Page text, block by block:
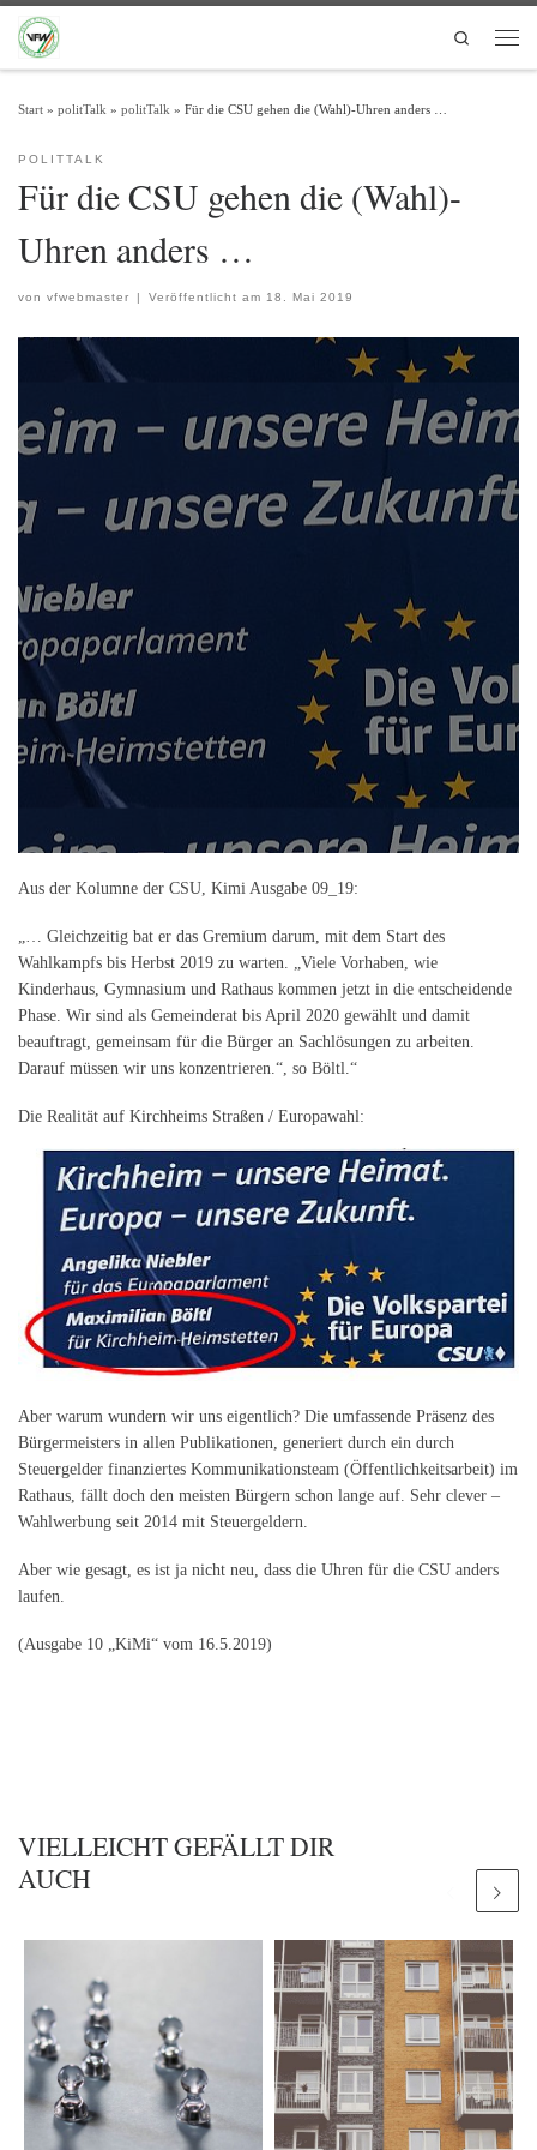
Zum Inhalt springen
Search
Start » politTalk » politTalk » Für die CSU gehen die (Wahl)-Uhren anders …
POLITTALK
Für die CSU gehen die (Wahl)-
Uhren anders …
von vfwebmaster Veröffentlicht am18. Mai 2019
Aus der Kolumne der CSU, Kimi Ausgabe 09_19:
„… Gleichzeitig bat er das Gremium darum, mit dem Start des
Wahlkampfs bis Herbst 2019 zu warten. „Viele Vorhaben, wie
Kinderhaus, Gymnasium und Rathaus kommen jetzt in die entscheidende
Phase. Wir sind als Gemeinderat bis April 2020 gewählt und damit
beauftragt, gemeinsam für die Bürger an Sachlösungen zu arbeiten.
Darauf müssen wir uns konzentrieren.“, so Böltl.“
Die Realität auf Kirchheims Straßen / Europawahl:
Aber warum wundern wir uns eigentlich? Die umfassende Präsenz des
Bürgermeisters in allen Publikationen, generiert durch ein durch
Steuergelder finanziertes Kommunikationsteam (Öffentlichkeitsarbeit) im
Rathaus, fällt doch den meisten Bürgern schon lange auf. Sehr clever –
Wahlwerbung seit 2014 mit Steuergeldern.
Aber wie gesagt, es ist ja nicht neu, dass die Uhren für die CSU anders
laufen.
(Ausgabe 10 „KiMi“ vom 16.5.2019)
VIELLEICHT GEFÄLLT DIR
AUCH